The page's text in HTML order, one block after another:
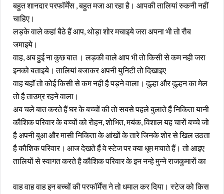
बहुत शानदार परफॉर्मेंस , बहुत मजा आ रहा है। आपकी तालियां रुकनी नहीं
चाहिए।
लड़के वाले कहां बैठे हैं आप, थोड़ा शोर मचाइये जरा अपना भी तो रौब
जमाइये।
वाह, अब हुई ना कुछ बात । लड़की वाले आप भी तो किसी से कम नही जरा
इनको बताइये। तालियां बजाकर अपनी युनिटी तो दिखाइए
वाह यहाॅ तो कोई किसी से कम नही है पड़ने वाला। दुल्हा और दुल्हन का मेल
तो है ताउम्र रहने वाला।
अब चले बात करते हैं घर के बच्चों की तो सबसे पहले बुलाते हैं निकिता यानी
कौशिक परिवार के बच्चों को रोहन, शोभित, मयंक, विशाल यह चारों बच्चे जो
है अपनी बुआ और मासी निकिता के आंखों के तारे जिनके शोर से खिल उठता
है कौशिक परिवार। आज देखते हैं वे स्टेज पर क्या धूम मचाते हैं। तो आइए
तालियों से स्वागत करते है कौशिक परिवार के इन नन्हे मुन्ने राजकुमारों का
वाह वाह वाह इन बच्चों की परफॉर्मेंस ने तो धमाल कर दिया। स्टेज को किस